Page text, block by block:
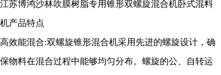
江苏博鸿沙林吹膜树脂专用锥形双螺旋混合机卧式混料
机产品特点
高效能混合:双螺旋锥形混合机采用先进的螺旋设计，确
保物料在混合过程中能够均匀分布。螺旋的公、自转运